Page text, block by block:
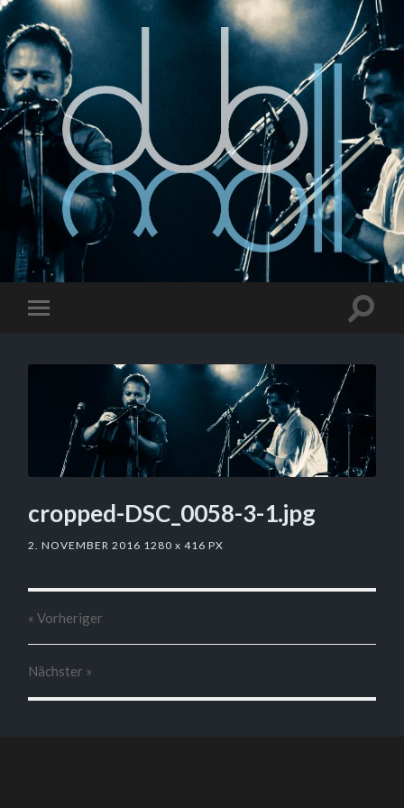
cropped-DSC_0058-3-1.jpg
2. NOVEMBER 2016 1280x 416 PX
« Vorheriger
Nächster »